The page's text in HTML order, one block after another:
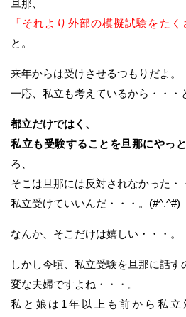
旦那、
「それより外部の模擬試験をたく
と。
来年からは受けさせるつもりだよ。
一応、私立も考えているから・・・
都立だけではく、
私立も受験することを旦那にやっ
ろ、
そこは旦那には反対されなかった・
私立受けていいんだ・・・。(#^.^#)
なんか、そこだけは嬉しい・・・。
しかし今頃、私立受験を旦那に話す
変な夫婦ですよね・・・。
私と娘は1年以上も前から私